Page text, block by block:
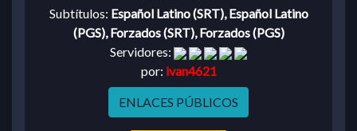
Subtítulos: Español Latino (SRT), Español Latino
(PGS), Forzados (SRT), Forzados (PGS)
Servidores:
por: ivan4621
ENLACES PÚBLICOS